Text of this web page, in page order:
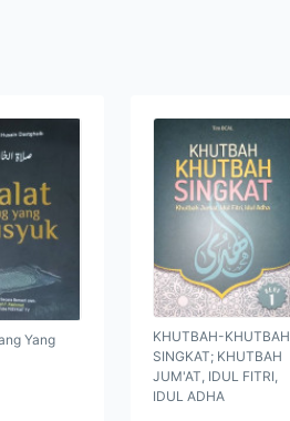
Yang
KHUTBAH-KHUTBAH
SINGKAT; KHUTBAH
JUM'AT, IDUL FITRI,
IDUL ADHA